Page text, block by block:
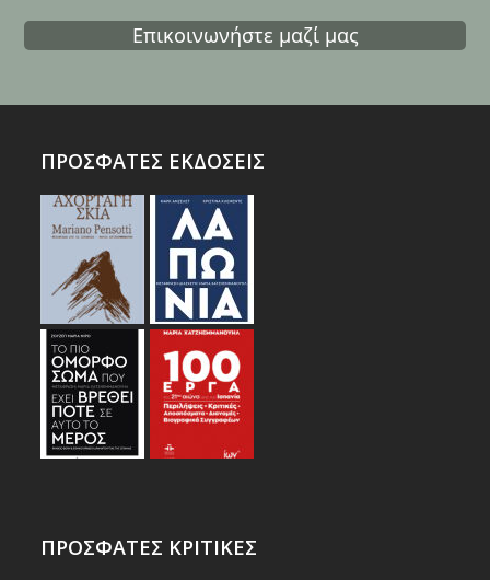
Επικοινωνήστε μαζί μας
ΠΡΟΣΦΑΤΕΣ ΕΚΔΟΣΕΙΣ
ΠΡΟΣΦΑΤΕΣ ΚΡΙΤΙΚΕΣ